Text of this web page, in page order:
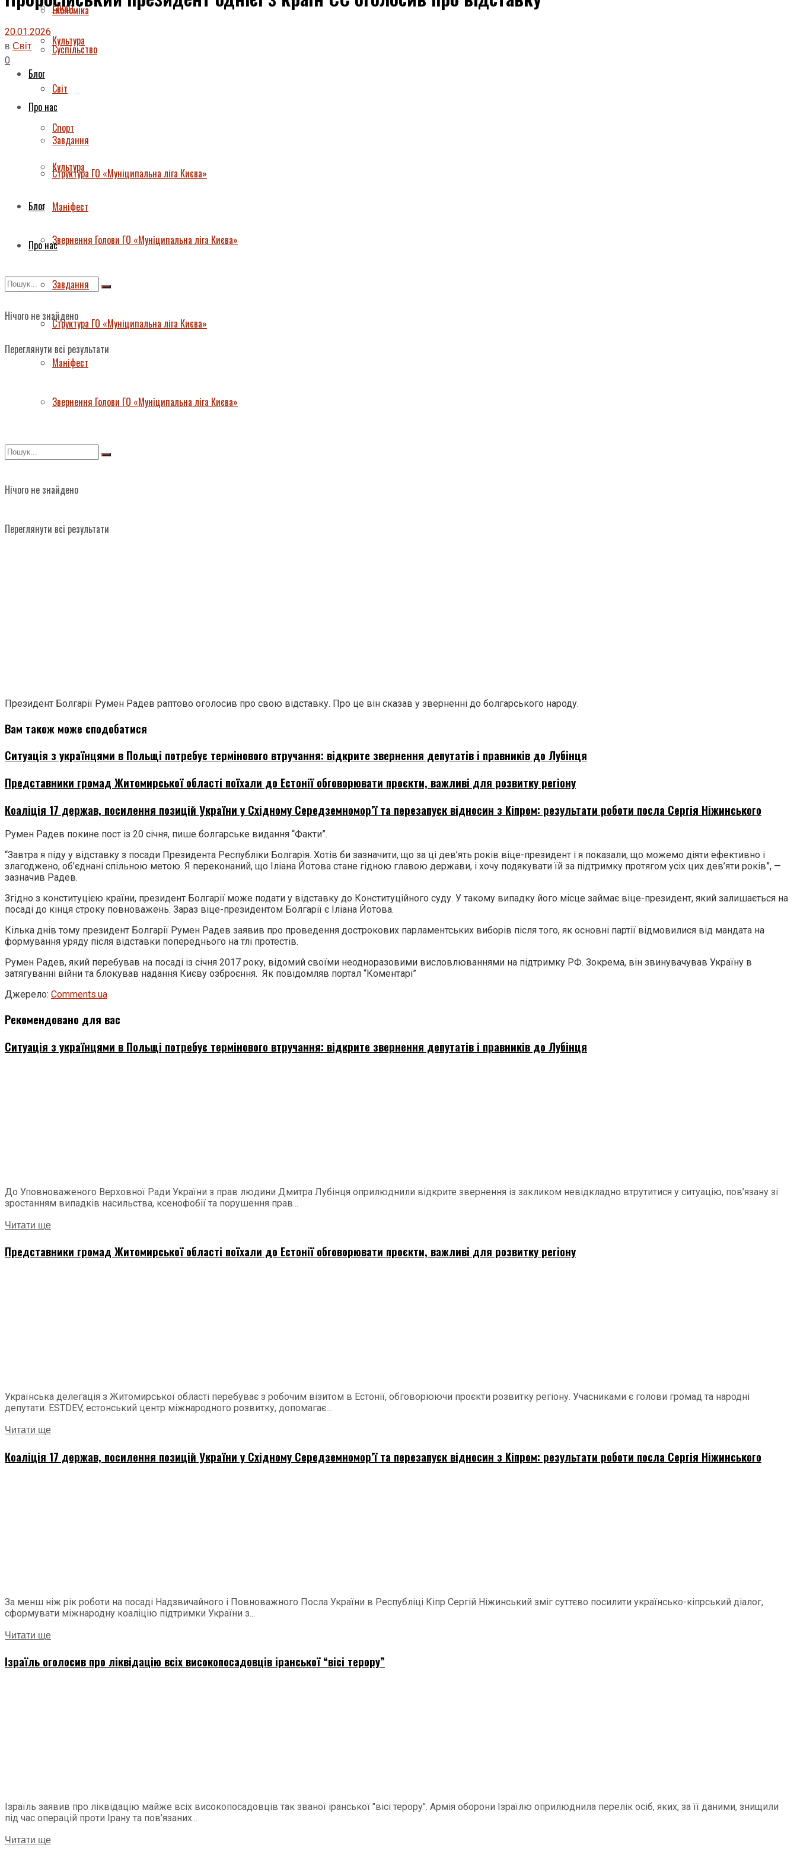
Спорт
Культура
Блог
Про нас
Завдання
Структура ГО «Муніципальна ліга Києва»
Маніфест
Звернення Голови ГО «Муніципальна ліга Києва»
Нічого не знайдено
Переглянути всі результати
Економіка
Суспільство
Світ
Спорт
Культура
Блог
Про нас
Завдання
Структура ГО «Муніципальна ліга Києва»
Маніфест
Звернення Голови ГО «Муніципальна ліга Києва»
Нічого не знайдено
Переглянути всі результати
20.01.2026
в Світ
0
Президент Болгарії Румен Радев раптово оголосив про свою відставку. Про це він сказав у зверненні до болгарського народу.
Вам також може сподобатися
Ситуація з українцями в Польщі потребує термінового втручання: відкрите звернення депутатів і правників до Лубінця
Представники громад Житомирської області поїхали до Естонії обговорювати проєкти, важливі для розвитку регіону
Коаліція 17 держав, посилення позицій України у Східному Середземномор’ї та перезапуск відносин з Кіпром: результати роботи посла Сергія Ніжинського
Румен Радев покине пост із 20 січня, пише болгарське видання “Факти”.
“Завтра я піду у відставку з посади Президента Республіки Болгарія. Хотів би зазначити, що за ці дев’ять років віце-президент і я показали, що можемо діяти ефективно і
злагоджено, об’єднані спільною метою. Я переконаний, що Іліана Йотова стане гідною главою держави, і хочу подякувати їй за підтримку протягом усіх цих дев’яти років”, —
зазначив Радев.
Згідно з конституцією країни, президент Болгарії може подати у відставку до Конституційного суду. У такому випадку його місце займає віце-президент, який залишається на
посаді до кінця строку повноважень. Зараз віце-президентом Болгарії є Іліана Йотова.
Кілька днів тому президент Болгарії Румен Радев заявив про проведення дострокових парламентських виборів після того, як основні партії відмовилися від мандата на
формування уряду після відставки попереднього на тлі протестів.
Румен Радев, який перебував на посаді із січня 2017 року, відомий своїми неодноразовими висловлюваннями на підтримку РФ. Зокрема, він звинувачував Україну в
затягуванні війни та блокував надання Києву озброєння. Як повідомляв портал “Коментарі”
Джерело: Comments.ua
Рекомендовано для вас
Ситуація з українцями в Польщі потребує термінового втручання: відкрите звернення депутатів і правників до Лубінця
До Уповноваженого Верховної Ради України з прав людини Дмитра Лубінця оприлюднили відкрите звернення із закликом невідкладно втрутитися у ситуацію, пов’язану зі
зростанням випадків насильства, ксенофобії та порушення прав...
Читати ще
Представники громад Житомирської області поїхали до Естонії обговорювати проєкти, важливі для розвитку регіону
Українська делегація з Житомирської області перебуває з робочим візитом в Естонії, обговорюючи проєкти розвитку регіону. Учасниками є голови громад та народні
депутати. ESTDEV, естонський центр міжнародного розвитку, допомагає...
Читати ще
Коаліція 17 держав, посилення позицій України у Східному Середземномор’ї та перезапуск відносин з Кіпром: результати роботи посла Сергія Ніжинського
За менш ніж рік роботи на посаді Надзвичайного і Повноважного Посла України в Республіці Кіпр Сергій Ніжинський зміг суттєво посилити українсько-кіпрський діалог,
сформувати міжнародну коаліцію підтримки України з...
Читати ще
Ізраїль оголосив про ліквідацію всіх високопосадовців іранської “вісі терору”
Ізраїль заявив про ліквідацію майже всіх високопосадовців так званої іранської "вісі терору". Армія оборони Ізраїлю оприлюднила перелік осіб, яких, за її даними, знищили
під час операцій проти Ірану та пов’язаних...
Читати ще